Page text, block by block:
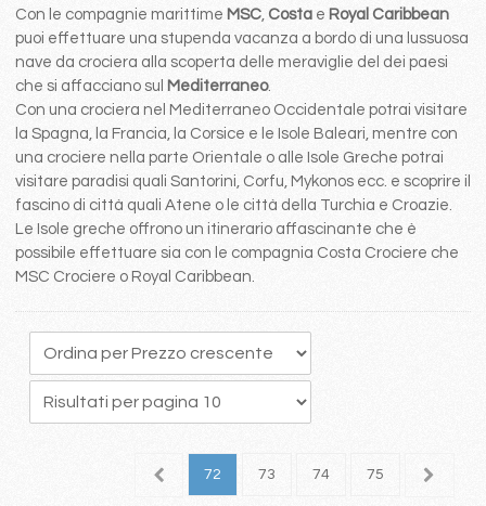
Con le compagnie marittime MSC, Costa e Royal Caribbean
puoi effettuare una stupenda vacanza a bordo di una lussuosa
nave da crociera alla scoperta delle meraviglie del dei paesi
che si affacciano sul Mediterraneo.
Con una crociera nel Mediterraneo Occidentale potrai visitare
la Spagna, la Francia, la Corsice e le Isole Baleari, mentre con
una crociere nella parte Orientale o alle Isole Greche potrai
visitare paradisi quali Santorini, Corfu, Mykonos ecc. e scoprire il
fascino di città quali Atene o le città della Turchia e Croazie.
Le Isole greche offrono un itinerario affascinante che è
possibile effettuare sia con le compagnia Costa Crociere che
MSC Crociere o Royal Caribbean.
71 72 73 74 75 76